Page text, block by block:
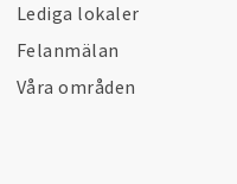
Lediga lokaler
Felanmälan
Våra områden